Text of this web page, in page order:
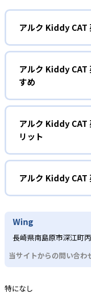
アルク Kiddy CAT
1
オ
レッスンはアルク独
ティビティで構成さ
工夫が行き届いた指
く英語に親しみ、自
ナルの演出や年齢に
習意欲を高める仕掛
2歳から中学生
ュラム
2～3歳向けのプリコ
学児の敏感期に合わ
→「自分のことを話
クス（アルファベッ
学生のタスクベース
むことで、外国語の
の英語4技能をバラン
アルク Kiddy CAT
すめ
2～3
プリコースは2～3歳
親子で一緒にDVD『
ニメを体験し、アク
やリズムに親しむ。
学べる仕組みとなっ
深めながら英語感覚
聞く」→「声に出す
を通じてセンテンス
し、家庭学習も促進
アルク Kiddy CAT
リット
どん
アルクKiddy CAT英
段階に応じた豊富な
階的かつ総合的に「
語4技能を伸ばせる点
ナル教材や「音が出
める教育方法）など
がら実践的な英語運
る教室網があり、無
トを受けられる。少
アルク Kiddy CAT
アルクKiddy CAT英語
ていない。
Wing
長崎県南島原市深江町丙
当サイトからの問い合わ
特になし